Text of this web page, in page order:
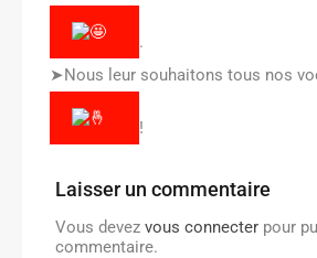
.
➤Nous leur souhaitons tous nos
!
Laisser un commentaire
Vous devez vous connecter pour
commentaire.